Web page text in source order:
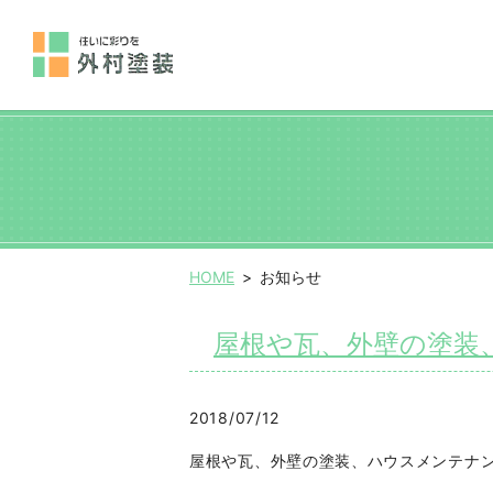
HOME お知らせ
屋根や瓦、外壁の塗
2018/07/12
屋根や瓦、外壁の塗装、ハウスメンテナ